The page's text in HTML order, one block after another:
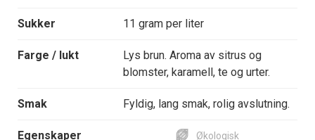
Sukker 11 gram per liter
Farge / lukt
Lys brun. Aroma av sitrus og
blomster, karamell, te og urter.
Smak Fyldig, lang smak, rolig avslutning.
Egenskaper Økologisk